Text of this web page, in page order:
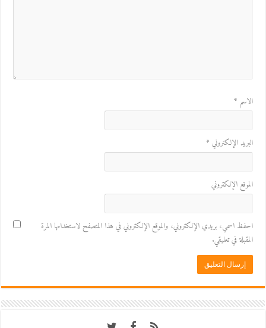
الاسم *
البريد الإلكتروني *
الموقع الإلكتروني
احفظ اسمي، بريدي الإلكتروني، والموقع الإلكتروني في هذا المتصفح لاستخدامها المرة
المقبلة في تعليقي.